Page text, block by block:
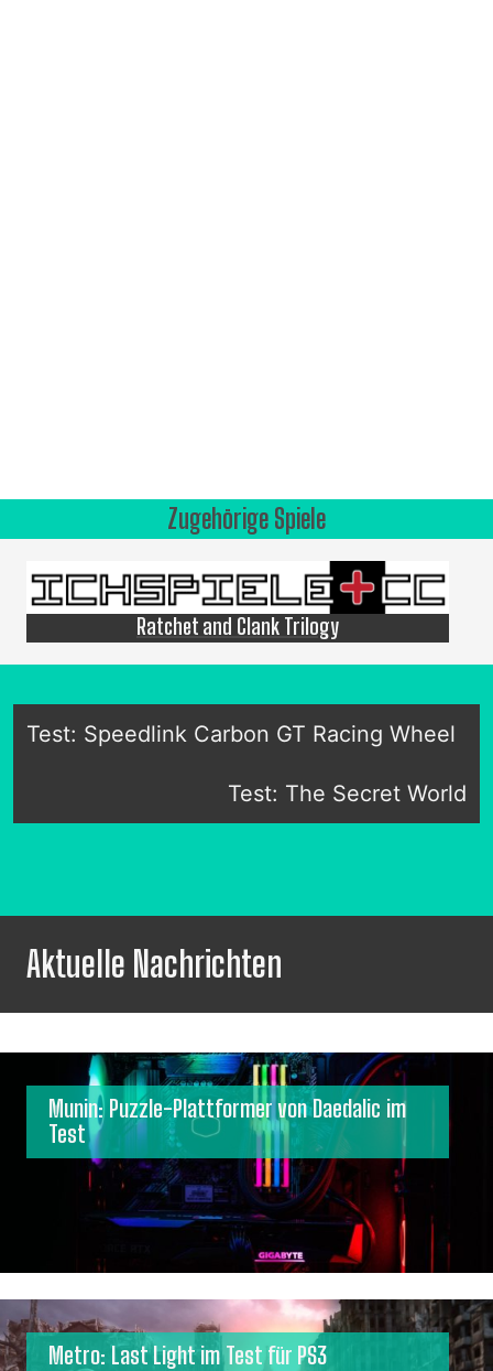
Zugehörige Spiele
Ratchet and Clank Trilogy
Test: Speedlink Carbon GT Racing Wheel
Test: The Secret World
Aktuelle Nachrichten
Munin: Puzzle-Plattformer von Daedalic im
Test
Metro: Last Light im Test für PS3